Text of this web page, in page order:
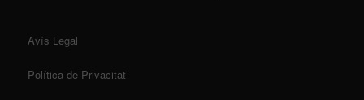
Avís Legal
Política de Privacitat